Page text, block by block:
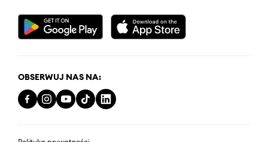
OBSERWUJ NAS NA: